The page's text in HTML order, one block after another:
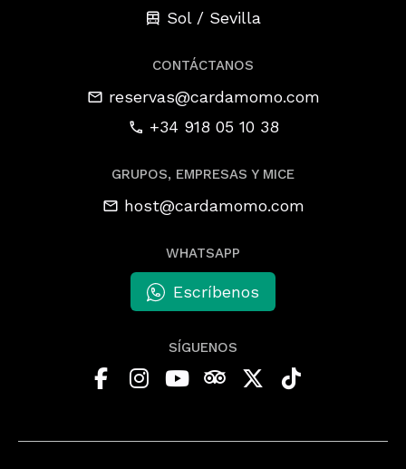
Sol / Sevilla
CONTÁCTANOS
reservas@cardamomo.com
+34 918 05 10 38
GRUPOS, EMPRESAS Y MICE
host@cardamomo.com
WHATSAPP
Escríbenos
SÍGUENOS